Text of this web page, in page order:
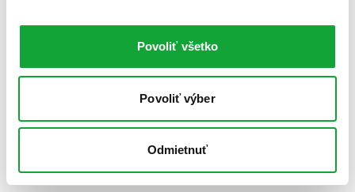
Povoliť všetko
Povoliť výber
Odmietnuť